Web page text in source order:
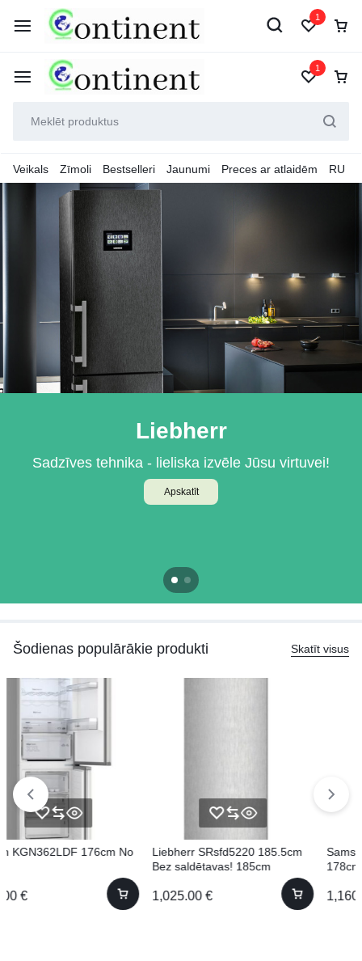
1
Veikals Zīmoli Bestselleri Jaunumi Preces ar atlaidēm RU
1
Liebherr
Sadzīves tehnika - lieliska izvēle Jūsu virtuvei!
Apskatīt
BOSCH
Iebūvējamā tehnika Jūsu virtuvei
Apskatīt
Šodienas populārākie produkti Skatīt visus
185.5cm
Samsung RS70F64KEBEO
178cm Side by Side
1,160.00 €
Electrolux
390.00